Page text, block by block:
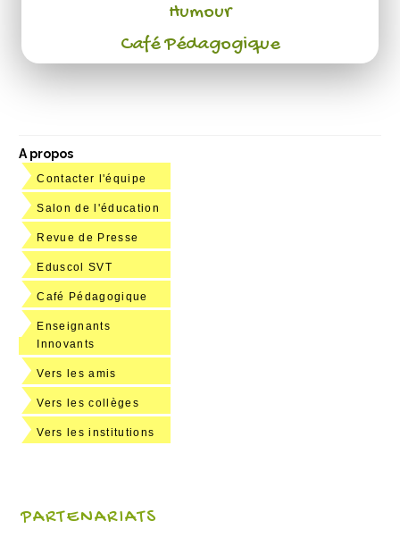
Humour
Café Pédagogique
A propos
Contacter l'équipe
Salon de l'éducation
Revue de Presse
Eduscol SVT
Café Pédagogique
Enseignants
Innovants
Vers les amis
Vers les collèges
Vers les institutions
PARTENARIATS